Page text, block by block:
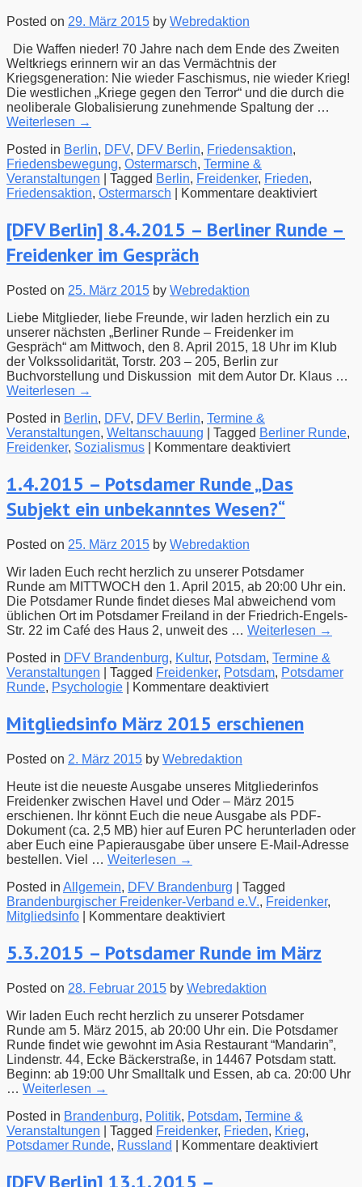
Posted on 29. März 2015 by Webredaktion
Die Waffen nieder! 70 Jahre nach dem Ende des Zweiten
Weltkriegs erinnern wir an das Vermächtnis der
Kriegsgeneration: Nie wieder Faschismus, nie wieder Krieg!
Die westlichen „Kriege gegen den Terror“ und die durch die
neoliberale Globalisierung zunehmende Spaltung der …
Weiterlesen →
Posted in Berlin, DFV, DFV Berlin, Friedensaktion,
Friedensbewegung, Ostermarsch, Termine &
Veranstaltungen
Tagged Berlin, Freidenker, Frieden,
Friedensaktion, Ostermarsch Kommentare deaktiviertfür
–
Aufruf
[DFV Berlin] 8.4.2015 – Berliner Runde –
Freidenker im Gespräch
Posted on 25. März 2015 by Webredaktion
Liebe Mitglieder, liebe Freunde, wir laden herzlich ein zu
unserer nächsten „Berliner Runde – Freidenker im
Gespräch“ am Mittwoch, den 8. April 2015, 18 Uhr im Klub
der Volkssolidarität, Torstr. 203 – 205, Berlin zur
Buchvorstellung und Diskussion mit dem Autor Dr. Klaus …
Weiterlesen →
Posted in Berlin, DFV, DFV Berlin, Termine &
Veranstaltungen, Weltanschauung Tagged Berliner Runde,
Freidenker, Sozialismus Kommentare deaktiviertfür
8.4.2015
im
Gespräch
1.4.2015 – Potsdamer Runde „Das
Subjekt ein unbekanntes Wesen?“
Posted on 25. März 2015 by Webredaktion
Wir laden Euch recht herzlich zu unserer Potsdamer
Runde am MITTWOCH den 1. April 2015, ab 20:00 Uhr ein.
Die Potsdamer Runde findet dieses Mal abweichend vom
üblichen Ort im Potsdamer Freiland in der Friedrich-Engels-
Str. 22 im Café des Haus 2, unweit des … Weiterlesen →
Posted in DFV Brandenburg, Kultur, Potsdam, Termine &
Veranstaltungen
Tagged Freidenker, Potsdam, Potsdamer
Runde, Psychologie Kommentare deaktiviertfür
Potsdamer
ein
unbekanntes
Wesen?“
Mitgliedsinfo März 2015 erschienen
Posted on 2. März 2015 by Webredaktion
Heute ist die neueste Ausgabe unseres Mitgliederinfos
Freidenker zwischen Havel und Oder – März 2015
erschienen. Ihr könnt Euch die neue Ausgabe als PDF-
Dokument (ca. 2,5 MB) hier auf Euren PC herunterladen oder
aber Euch eine Papierausgabe über unsere E-Mail-Adresse
bestellen. Viel … Weiterlesen →
Posted in Allgemein, DFV Brandenburg
Tagged
Brandenburgischer Freidenker-Verband e.V., Freidenker,
Mitgliedsinfo
Kommentare deaktiviertfür
März
2015
5.3.2015 – Potsdamer Runde im März
Posted on 28. Februar 2015 by Webredaktion
Wir laden Euch recht herzlich zu unserer Potsdamer
Runde am 5. März 2015, ab 20:00 Uhr ein. Die Potsdamer
Runde findet wie gewohnt im Asia Restaurant “Mandarin”,
Lindenstr. 44, Ecke Bäckerstraße, in 14467 Potsdam statt.
Beginn: ab 19:00 Uhr Smalltalk und Essen, ab ca. 20:00 Uhr
… Weiterlesen →
Posted in Brandenburg, Politik, Potsdam, Termine &
Veranstaltungen
Tagged Freidenker, Frieden, Krieg,
Potsdamer Runde, Russland Kommentare deaktiviertfür
[DFV Berlin] 13.1.2015 –